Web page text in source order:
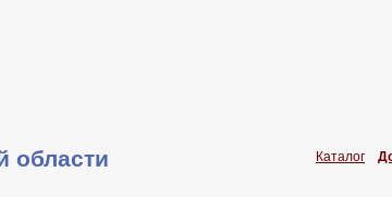
области Каталог